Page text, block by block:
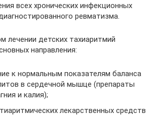
всех хронических инфекционных
ревматизма.
лечении детских тахиаритмий
направления:
к нормальным показателям баланса
в сердечной мышце (препараты
и калия);
лекарственных средств